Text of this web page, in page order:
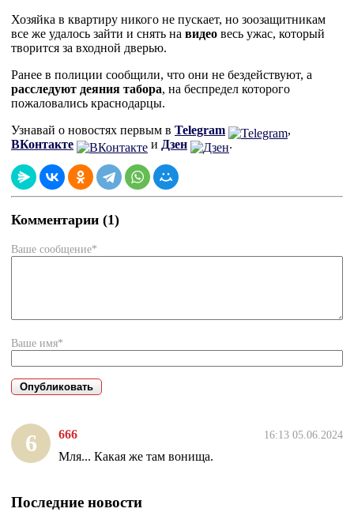
Хозяйка в квартиру никого не пускает, но зоозащитникам
все же удалось зайти и снять на видео весь ужас, который
творится за входной дверью.
Ранее в полиции сообщили, что они не бездействуют, а
расследуют деяния табора, на беспредел которого
пожаловались краснодарцы.
Узнавай о новостях первым в Telegram
,
ВКонтакте
и Дзен .
Комментарии (1)
Ваше сообщение*
Ваше имя*
6 666 16:13 05.06.2024
Мля... Какая же там вонища.
Последние новости